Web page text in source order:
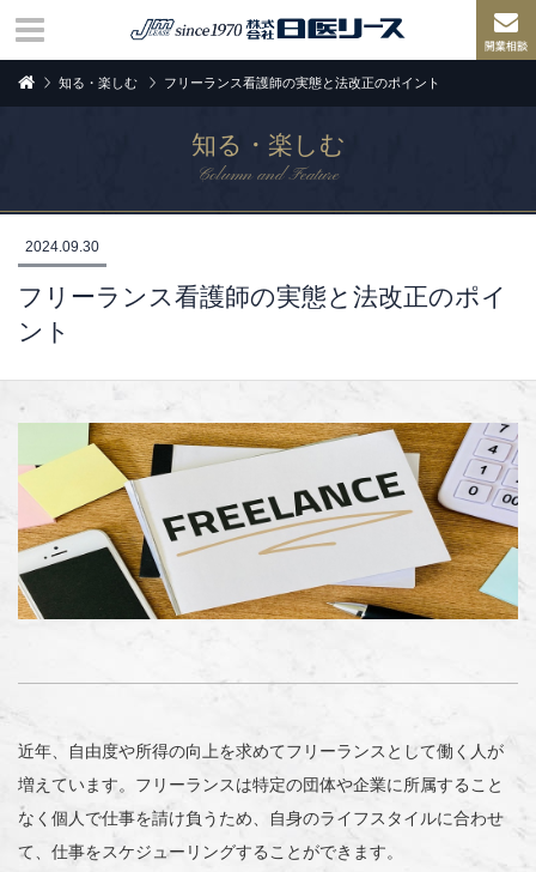
知る・楽しむ フリーランス看護師の実態と法改正のポイント
知る・楽しむ
Column and Feature
2024.09.30
フリーランス看護師の実態と法改正のポイ
ント
近年、自由度や所得の向上を求めてフリーランスとして働く人が
増えています。フリーランスは特定の団体や企業に所属すること
なく個人で仕事を請け負うため、自身のライフスタイルに合わせ
て、仕事をスケジューリングすることができます。